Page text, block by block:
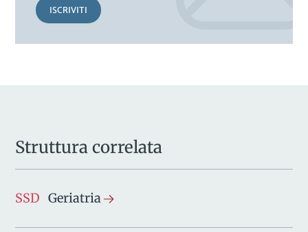
ISCRIVITI
Struttura correlata
SSD Geriatria